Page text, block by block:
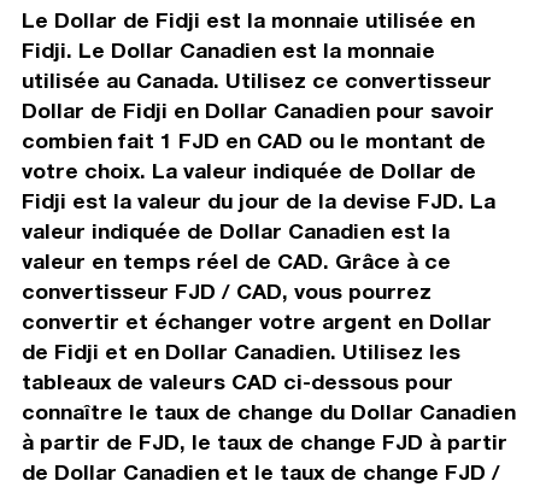
Le Dollar de Fidji est la monnaie utilisée en
Fidji. Le Dollar Canadien est la monnaie
utilisée au Canada. Utilisez ce convertisseur
Dollar de Fidji en Dollar Canadien pour savoir
combien fait 1 FJD en CAD ou le montant de
votre choix. La valeur indiquée de Dollar de
Fidji est la valeur du jour de la devise FJD. La
valeur indiquée de Dollar Canadien est la
valeur en temps réel de CAD. Grâce à ce
convertisseur FJD / CAD, vous pourrez
convertir et échanger votre argent en Dollar
de Fidji et en Dollar Canadien. Utilisez les
tableaux de valeurs CAD ci-dessous pour
connaître le taux de change du Dollar Canadien
à partir de FJD, le taux de change FJD à partir
de Dollar Canadien et le taux de change FJD /